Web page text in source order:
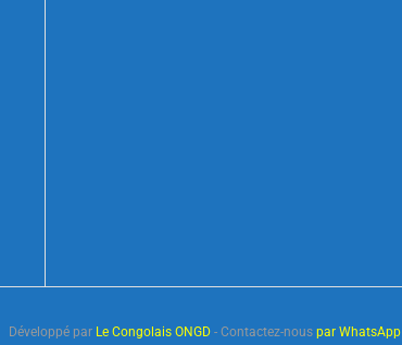
Développé par Le Congolais ONGD - Contactez-nous par WhatsApp